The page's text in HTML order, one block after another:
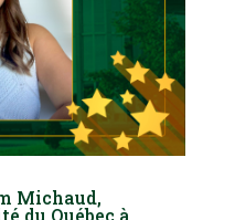
Michaud,
du Québec à